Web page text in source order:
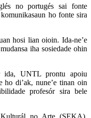
no portugés sai fonte
ho fonte sira
hosi lian oioin. Ida-ne’e
iha sosiedade ohin
ida, UNTL prontu apoiu
ho di’ak, nune’e tinan oin
profesór sira bele
no Arte (SEKA),